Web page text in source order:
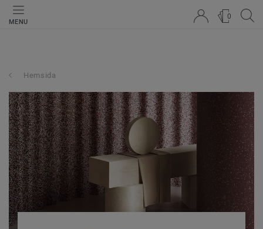
MENU
0
Hemsida